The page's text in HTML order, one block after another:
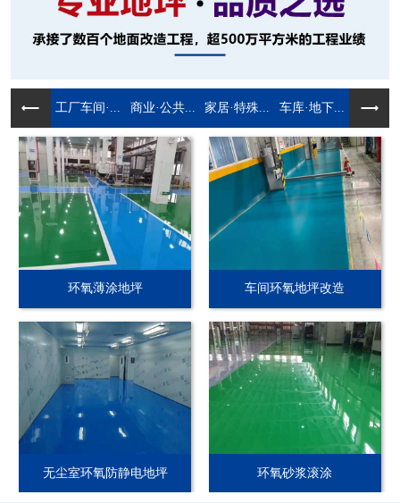
工厂车间·... 商业·公共... 家居·特殊... 车库·地下...
环氧薄涂地坪 车间环氧地坪改造
无尘室环氧防静电地坪 环氧砂浆滚涂